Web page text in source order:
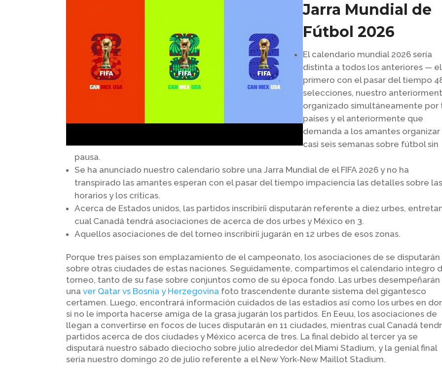
Jarra Mundial de
Fútbol 2026
El calendario mundial 2026 serí­a
distinta a todos los anteriores — el
primero con el pasar del tiempo
selecciones, nuestro
organizado simultáneamente por
países y el anteriormente que
demanda a los amantes organizar
casi seis semanas sobre fútbol sin
pausa.
Se ha anunciado nuestro calendario sobre una Jarra Mundial de el FIFA 2026 y no ha
transpirado las amantes esperan con el pasar del tiempo impaciencia las detalles sobre las
horarios y los críticas.
Acerca de Estados unidos, las partidos inscribirí¡ disputarán referente a diez urbes,
cual Canadá tendrá asociaciones de acerca de dos urbes y México en 3.
Aquellos asociaciones de del torneo inscribirí¡ jugarán en 12 urbes de esos zonas.
Porque tres países son emplazamiento de el campeonato, los asociaciones de se disputarán
sobre otras ciudades de estas naciones. Seguidamente, compartimos el calendario integro
torneo, tanto de su fase sobre conjuntos como de su época fondo. Las urbes desempeñarán
unaver Qatar vs Bosnia y Herzegovina foto trascendente durante sistema del gigantesco
certamen. Luego, encontrará información cuidados de las estadios así­ como los urbes en
si no le importa hacerse amiga de la grasa jugarán los partidos. En Eeuu, los asociaciones de
llegan a convertirse en focos de luces disputarán en 11 ciudades, mientras cual Canadá
partidos acerca de dos ciudades y México acerca de tres. La final debido al tercer ya se
disputará nuestro sábado dieciocho sobre julio alrededor del Miami Stadium, y la genial final
sería nuestro domingo 20 de julio referente a el New York-New Maillot Stadium.